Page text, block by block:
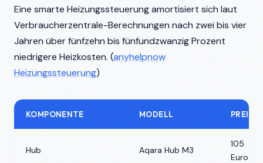
Eine smarte Heizungssteuerung amortisiert sich laut
Verbraucherzentrale-Berechnungen nach zwei bis vier
Jahren über fünfzehn bis fünfundzwanzig Prozent
niedrigere Heizkosten. (anyhelpnow
Heizungssteuerung)
KOMPONENTE MODELL PREIS
Hub Aqara Hub M3
105
Euro